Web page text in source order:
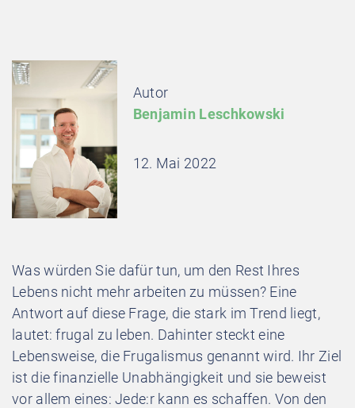
Autor
Benjamin Leschkowski
12. Mai 2022
Was würden Sie dafür tun, um den Rest Ihres
Lebens nicht mehr arbeiten zu müssen? Eine
Antwort auf diese Frage, die stark im Trend liegt,
lautet: frugal zu leben. Dahinter steckt eine
Lebensweise, die Frugalismus genannt wird. Ihr Ziel
ist die finanzielle Unabhängigkeit und sie beweist
vor allem eines: Jede:r kann es schaffen. Von den